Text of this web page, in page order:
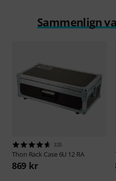
Sammenlign
325
Thon Rack Case 6U 12 RA
869 kr